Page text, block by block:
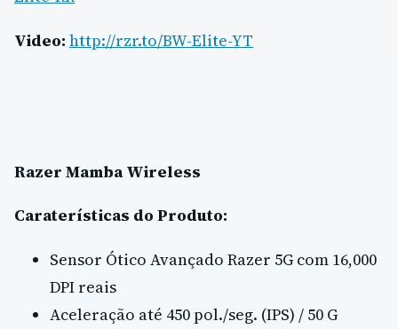
Video: http://rzr.to/BW-Elite-YT
Razer Mamba Wireless
Caraterísticas do Produto:
Sensor Ótico Avançado Razer 5G com 16,000
DPI reais
Aceleração até 450 pol./seg. (IPS) / 50 G